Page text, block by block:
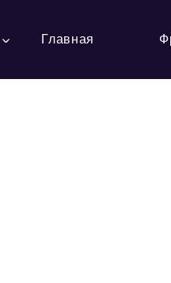
Главная